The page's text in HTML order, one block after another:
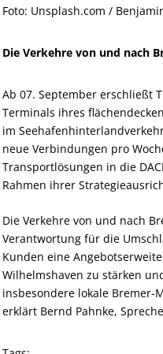
Foto: Unsplash.com /
Die Verkehre von und nach
Ab 07. September erschließt
Terminals ihres
im
neue Verbindungen pro
Transportlösungen in die
Rahmen ihrer
Die Verkehre von und nach
Verantwortung für die
Kunden eine
Wilhelmshaven zu stärken
insbesondere lokale Bremer-
erklärt Bernd Pahnke,